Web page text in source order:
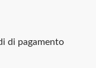
di pagamento